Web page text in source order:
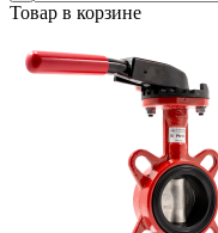
Товар в корзине